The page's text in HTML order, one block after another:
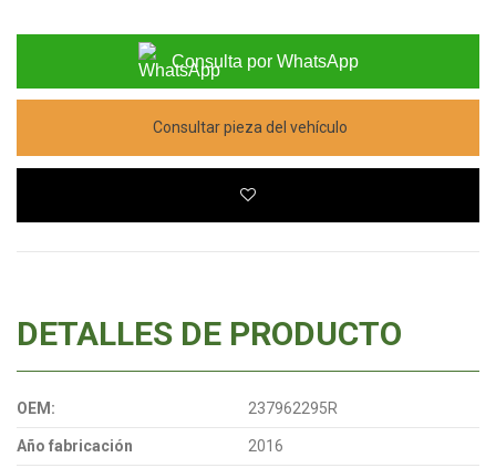
Consulta por WhatsApp
Consultar pieza del vehículo
DETALLES DE PRODUCTO
OEM: 237962295R
Año fabricación 2016